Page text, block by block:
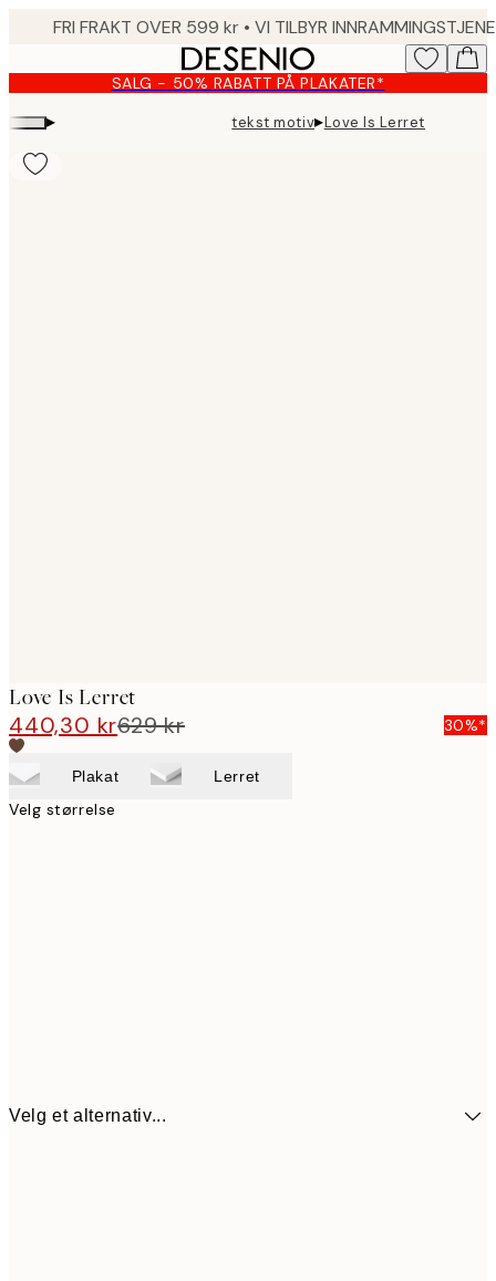
content.
SALG - 50% RABATT PÅ PLAKATER*
▸ tekst motiv▸Love Is Lerret
Love Is Lerret
440,30 kr629 kr 30%*
Plakat Lerret
Velg størrelse
Velg et alternativ...